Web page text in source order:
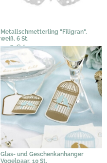
Metallschmetterling "Filigran",
weiß, 6 St.
3,58 €*
Glas- und Geschenkanhänger
Vogelpaar, 10 St.